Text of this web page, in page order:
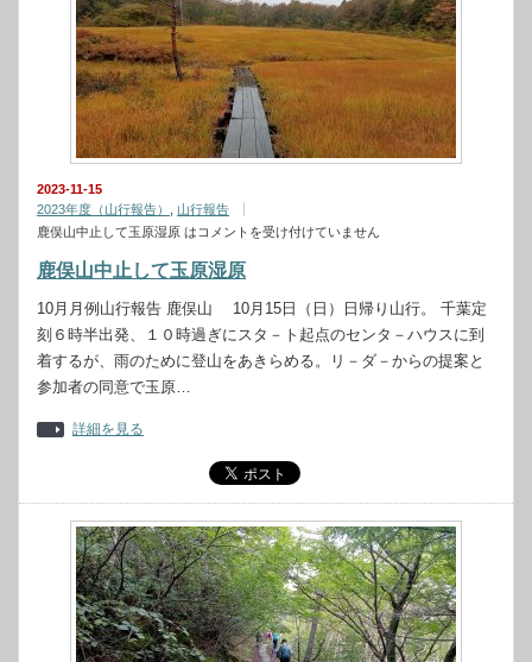
2023-11-15
2023年度（山行報告）
山行報告
鹿俣山中止して玉原湿原 は コメントを受け付けていません
鹿俣山中止して玉原湿原
10月月例山行報告 鹿俣山 10月15日（日）日帰り山行。 千葉定
刻６時半出発、１０時過ぎにスタ－ト起点のセンタ－ハウスに到
着するが、雨のために登山をあきらめる。リ－ダ－からの提案と
参加者の同意で玉原…
詳細を見る